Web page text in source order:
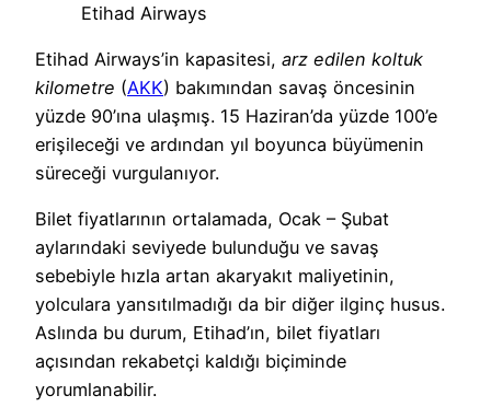
Etihad Airways
Etihad Airways’in kapasitesi, arz edilen koltuk
kilometre (AKK) bakımından savaş öncesinin
yüzde 90’ına ulaşmış. 15 Haziran’da yüzde 100’e
erişileceği ve ardından yıl boyunca büyümenin
süreceği vurgulanıyor.
Bilet fiyatlarının ortalamada, Ocak – Şubat
aylarındaki seviyede bulunduğu ve savaş
sebebiyle hızla artan akaryakıt maliyetinin,
yolculara yansıtılmadığı da bir diğer ilginç husus.
Aslında bu durum, Etihad’ın, bilet fiyatları
açısından rekabetçi kaldığı biçiminde
yorumlanabilir.